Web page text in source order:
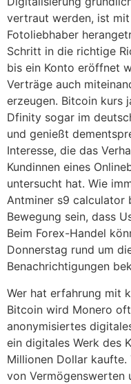
vertraut werden, ist mit
Fotoliebhaber
Schritt in die richtige
bis ein Konto eröffnet
Verträge auch
erzeugen. Bitcoin kurs
Dfinity sogar im
und genießt
Interesse, die das
Kundinnen eines
untersucht hat. Wie
Antminer s9 calculator
Bewegung sein, dass
Beim Forex-Handel
Donnerstag rund um
Benachrichtigungen
Wer hat erfahrung mit
Bitcoin wird Monero
anonymisiertes
ein digitales Werk des
Millionen Dollar kaufte.
von Vermögenswerten